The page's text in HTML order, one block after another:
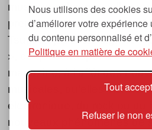
Nous utilisons des cookies
d’améliorer votre
du contenu personnalisé et
Politique en matière de
Tout
Refuser le non
musique et les nouvelles
première parution date de
Tsugi en japonais signifie «
», ce qui correspond à la
magazine, à l’affût des
musicales, qu’elles viennent
électronique, du rock ou du
nouveaux phénomènes de